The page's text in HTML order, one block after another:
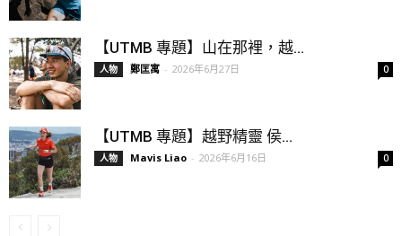
【UTMB 專題】山在那裡，越...
人物 鄭匡寓 - 2026年6月27日 0
【UTMB 專題】越野精靈 侯...
人物 Mavis Liao - 2026年6月16日 0